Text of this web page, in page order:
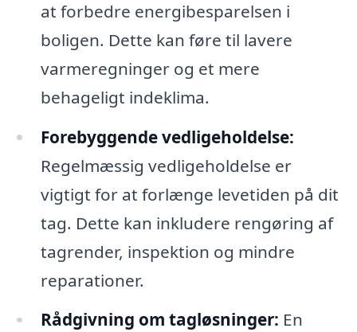
at forbedre energibesparelsen i
boligen. Dette kan føre til lavere
varmeregninger og et mere
behageligt indeklima.
Forebyggende vedligeholdelse:
Regelmæssig vedligeholdelse er
vigtigt for at forlænge levetiden på dit
tag. Dette kan inkludere rengøring af
tagrender, inspektion og mindre
reparationer.
Rådgivning om tagløsninger: En